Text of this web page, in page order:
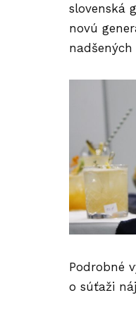
slovenská
novú
nadšených
Podrobné
o súťaži